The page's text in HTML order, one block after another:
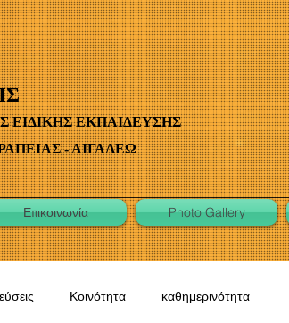
ΕΙΔΙΚΗΣ ΕΚΠΑΙΔΕΥΣΗΣ
- ΑΙΓΑΛΕΩ
Επικοινωνία Photo Gallery
Κοινότητα καθημερινότητα